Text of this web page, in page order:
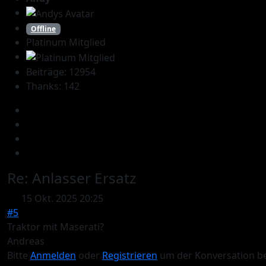
Offline
Platinum Mitglied
Beiträge: 12954
Thanks: 142
Re: Anlasser Ersatz
15 Okt. 2025 20:25
#5
Traktor mit Maserati?
Andreas
Bitte Anmelden oder Registrieren um der Konversation